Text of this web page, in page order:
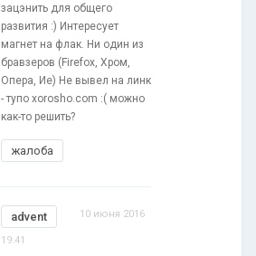
зацэнить для общего
развития :) Интересует
магнет на флак. Ни один из
бравзеров (Firefox, Хром,
Опера, Ие) Не вывел на линк
- тупо xorosho.com :( можно
как-то решить?
жалоба
advent 10 июня 2016
19:41